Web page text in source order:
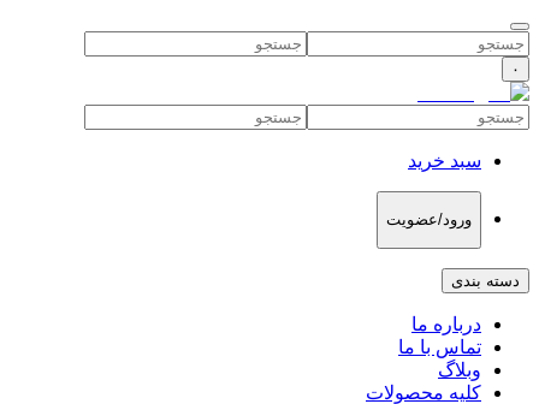
۰
سبد خرید
ورود/عضویت
دسته بندی
درباره ما
تماس با ما
وبلاگ
کلیه محصولات